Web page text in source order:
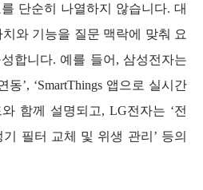
단순히 나열하지 않습니다. 대
와 기능을 질문 맥락에 맞춰 요
합니다. 예를 들어, 삼성전자는
’, ‘SmartThings 앱으로 실시간
함께 설명되고, LG전자는 ‘전
기 필터 교체 및 위생 관리’ 등의